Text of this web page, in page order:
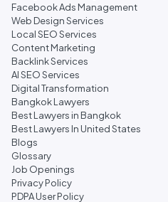
Facebook Ads Management
Web Design Services
Local SEO Services
Content Marketing
Backlink Services
AI SEO Services
Digital Transformation
Bangkok Lawyers
Best Lawyers in Bangkok
Best Lawyers In United States
Blogs
Glossary
Job Openings
Privacy Policy
PDPA User Policy